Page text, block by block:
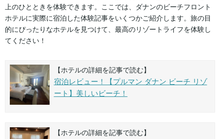
上のひとときを体験できます。ここでは、ダナンのビーチフロント
ホテルに実際に宿泊した体験記事をいくつかご紹介します。旅の目
的にぴったりなホテルを見つけて、最高のリゾートライフを体験し
てください！
【ホテルの詳細を記事で読む】
宿泊レビュー！【プルマン ダナン ビーチ リゾ
ート】美しいビーチ！
【ホテルの詳細を記事で読む】